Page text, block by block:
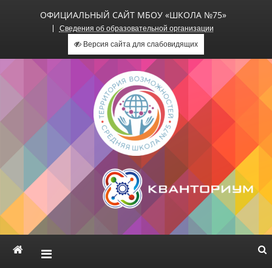
ОФИЦИАЛЬНЫЙ САЙТ МБОУ «ШКОЛА №75»
Сведения об образовательной организации
Версия сайта для слабовидящих
Официальный сайт МБОУ
«Школа №75»